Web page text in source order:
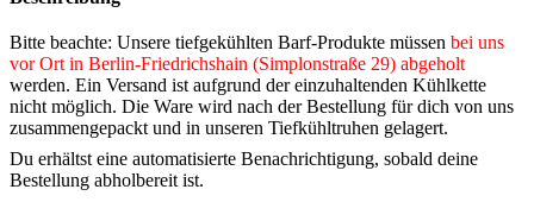
Bitte beachte: Unsere tiefgekühlten Barf-Produkte müssen bei uns
vor Ort in Berlin-Friedrichshain (Simplonstraße 29) abgeholt
werden. Ein Versand ist aufgrund der einzuhaltenden Kühlkette
nicht möglich. Die Ware wird nach der Bestellung für dich von uns
zusammengepackt und in unseren Tiefkühltruhen gelagert.
Du erhältst eine automatisierte Benachrichtigung, sobald deine
Bestellung abholbereit ist.